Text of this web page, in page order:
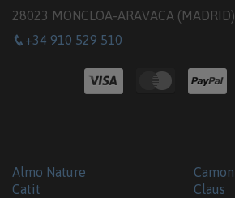
28023 MONCLOA-ARAVACA (MADRID)
+34 910 529 510
Almo Nature
Camon
Catit
Claus